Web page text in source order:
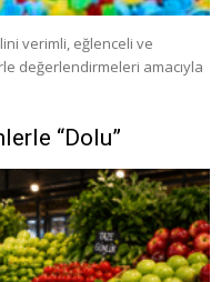
verimli, eğlenceli ve
değerlendirmeleri amacıyla
“Dolu”